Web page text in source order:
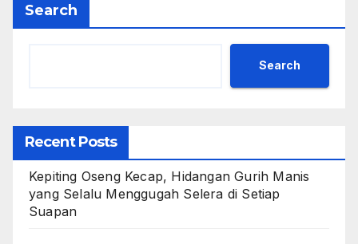
Search
Search
Recent Posts
Kepiting Oseng Kecap, Hidangan Gurih Manis
yang Selalu Menggugah Selera di Setiap
Suapan